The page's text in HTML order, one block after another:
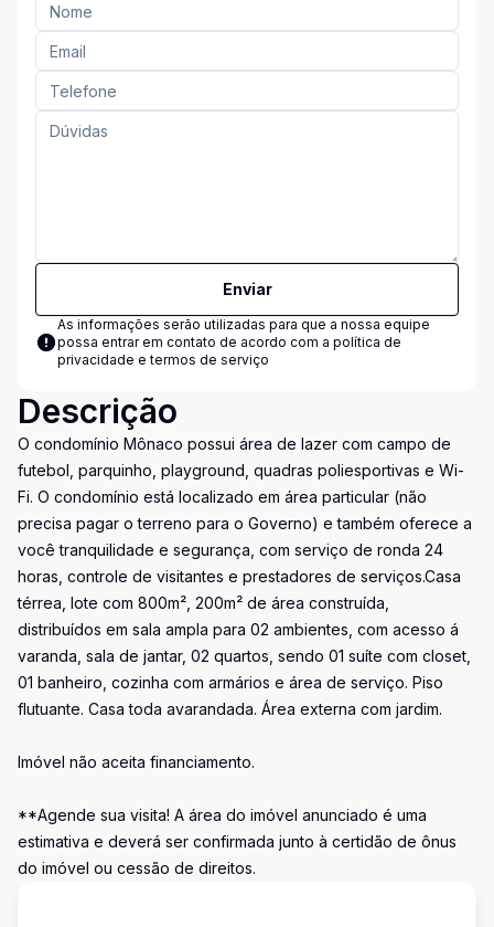
Enviar
As informações serão utilizadas para que a nossa equipe
possa entrar em contato de acordo com a política de
privacidade e termos de serviço
Descrição
O condomínio Mônaco possui área de lazer com campo de
futebol, parquinho, playground, quadras poliesportivas e Wi-
Fi. O condomínio está localizado em área particular (não
precisa pagar o terreno para o Governo) e também oferece a
você tranquilidade e segurança, com serviço de ronda 24
horas, controle de visitantes e prestadores de serviços.Casa
térrea, lote com 800m², 200m² de área construída,
distribuídos em sala ampla para 02 ambientes, com acesso á
varanda, sala de jantar, 02 quartos, sendo 01 suíte com closet,
01 banheiro, cozinha com armários e área de serviço. Piso
flutuante. Casa toda avarandada. Área externa com jardim.
Imóvel não aceita financiamento.
**Agende sua visita! A área do imóvel anunciado é uma
estimativa e deverá ser confirmada junto à certidão de ônus
do imóvel ou cessão de direitos.